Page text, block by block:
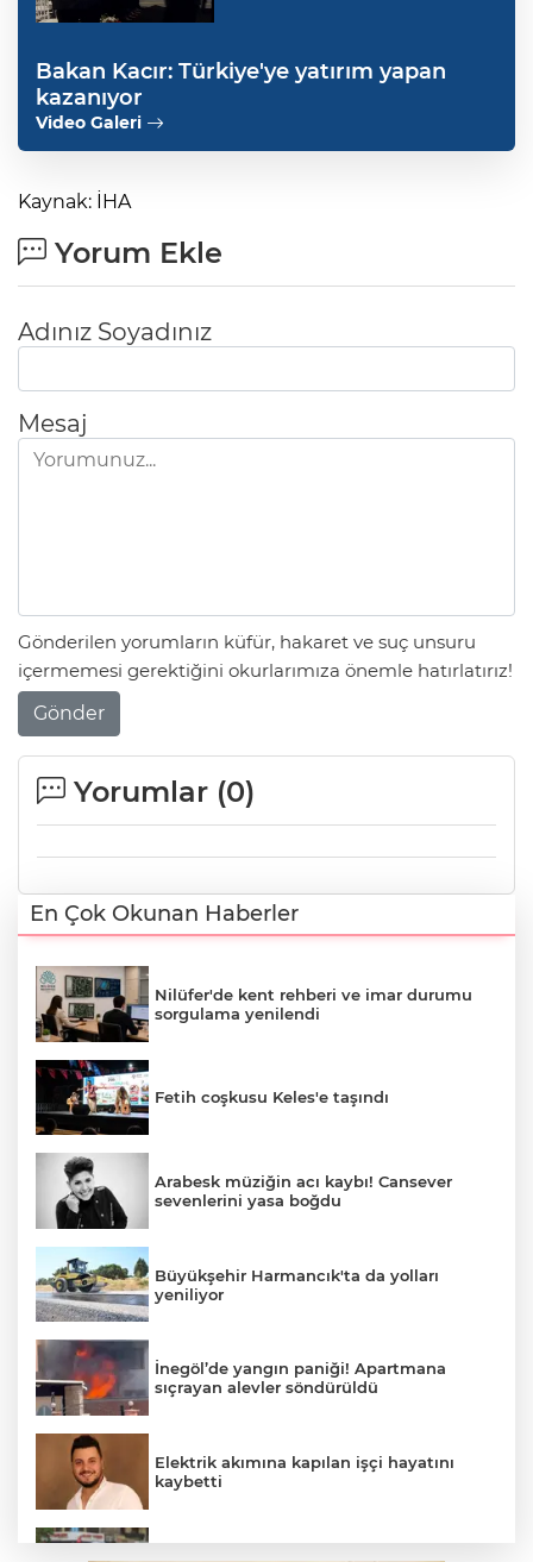
Bakan Kacır: Türkiye'ye yatırım yapan
kazanıyor
Video Galeri
Kaynak: İHA
Yorum Ekle
Adınız Soyadınız
Mesaj
Gönderilen yorumların küfür, hakaret ve suç unsuru
içermemesi gerektiğini okurlarımıza önemle hatırlatırız!
Gönder
Yorumlar (0)
En Çok Okunan Haberler
Nilüfer'de kent rehberi ve imar durumu
sorgulama yenilendi
Fetih coşkusu Keles'e taşındı
Arabesk müziğin acı kaybı! Cansever
sevenlerini yasa boğdu
Büyükşehir Harmancık'ta da yolları
yeniliyor
İnegöl’de yangın paniği! Apartmana
sıçrayan alevler söndürüldü
Elektrik akımına kapılan işçi hayatını
kaybetti